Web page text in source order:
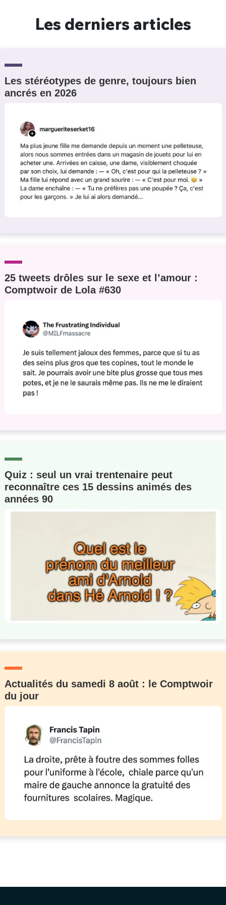
Les derniers articles
Les stéréotypes de genre, toujours bien
ancrés en 2026
25 tweets drôles sur le sexe et l’amour :
Comptwoir de Lola #630
Quiz : seul un vrai trentenaire peut
reconnaître ces 15 dessins animés des
années 90
Actualités du samedi 8 août : le Comptwoir
du jour
Un Thread